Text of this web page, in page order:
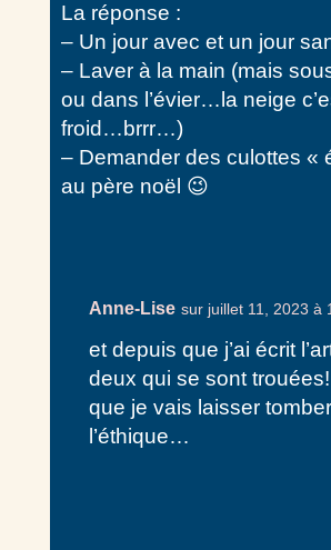
La réponse :
– Un jour avec et un jour
– Laver à la main (mais
ou dans l’évier…la neige
froid…brrr…)
– Demander des culottes «
au père noël 😉
Anne-Lise sur juillet 11, 2023 à
et depuis que j’ai écrit
deux qui se sont
que je vais laisser tomber
l’éthique…